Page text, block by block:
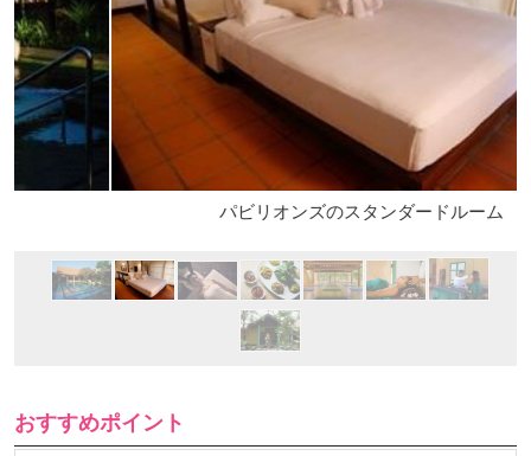
パビリオンズのスタンダードルーム
おすすめポイント